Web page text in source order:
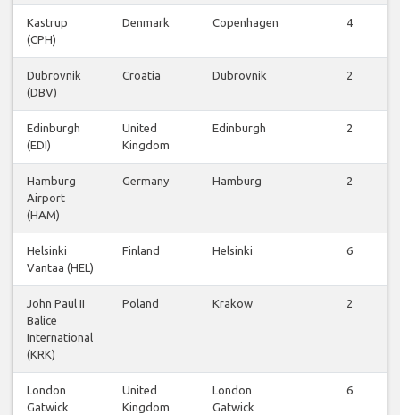
Kastrup
(CPH)
Denmark Copenhagen 4
Dubrovnik
(DBV)
Croatia Dubrovnik 2
Edinburgh
(EDI)
United
Kingdom
Edinburgh 2
Hamburg
Airport
(HAM)
Germany Hamburg 2
Helsinki
Vantaa (HEL)
Finland Helsinki 6
John Paul II
Balice
International
(KRK)
Poland Krakow 2
London
Gatwick
United
Kingdom
London
Gatwick
6